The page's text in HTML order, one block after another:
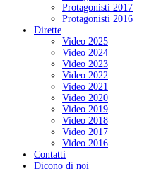
Protagonisti 2017
Protagonisti 2016
Dirette
Video 2025
Video 2024
Video 2023
Video 2022
Video 2021
Video 2020
Video 2019
Video 2018
Video 2017
Video 2016
Contatti
Dicono di noi